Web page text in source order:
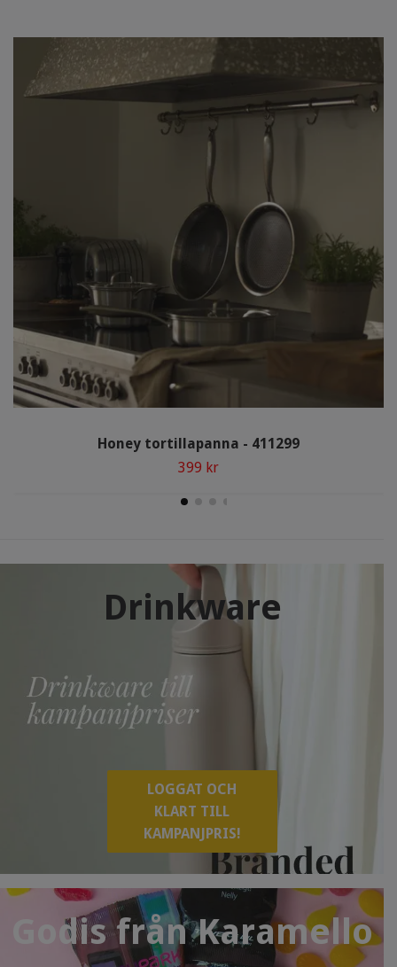
Drinkware
LOGGAT OCH
KLART TILL
KAMPANJPRIS!
Godis från Karamello
Honey tortillapanna - 411299
399 kr